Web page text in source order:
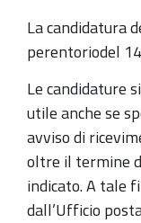
La candidatura
perentoriodel
Le candidature
utile anche se
avviso di
oltre il termine
indicato. A tale
dall’Ufficio